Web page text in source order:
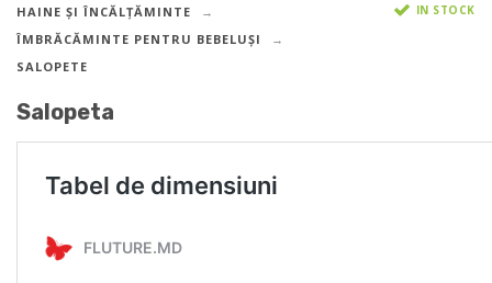
HAINE ȘI ÎNCĂLȚĂMINTE
ÎMBRĂCĂMINTE PENTRU BEBELUȘI
SALOPETE
IN STOCK
Salopeta